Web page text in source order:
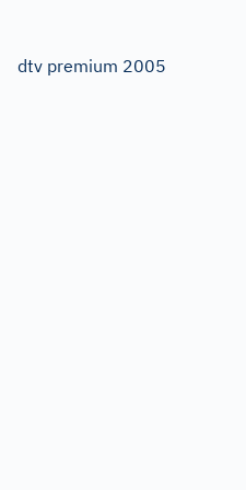
dtv premium 2005